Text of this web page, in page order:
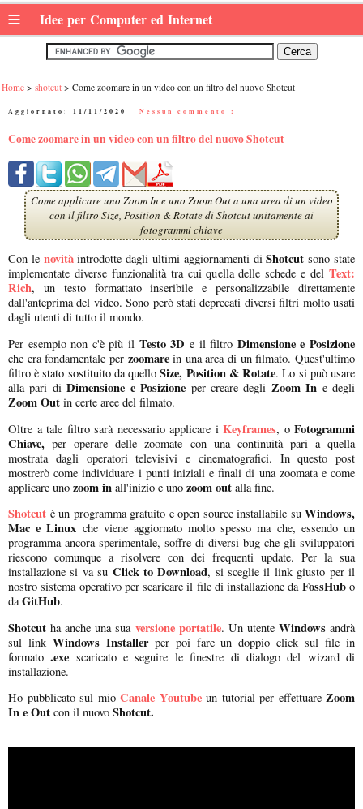
≡ Idee per Computer ed Internet
Home shotcut Come zoomare in un video con un filtro del nuovo Shotcut
Aggiornato: 11/11/2020 Nessun commento :
Come zoomare in un video con un filtro del nuovo Shotcut
Come applicare uno Zoom In e uno Zoom Out a una area di un video
con il filtro Size, Position & Rotate di Shotcut unitamente ai
fotogrammi chiave
Con le novitàintrodotte dagli ultimi aggiornamenti diShotcutsono state
implementate diverse funzionalità tra cui quella delle schede e del Text:
Rich, un testo formattato inseribile e personalizzabile direttamente
dall'anteprima del video. Sono però stati deprecati diversi filtri molto usati
dagli utenti di tutto il mondo.
Per esempio non c'è più il Testo 3D e il filtro Dimensione e Posizione
che era fondamentale per zoomarein una area di un filmato. Quest'ultimo
filtro è stato sostituito da quelloSize, Position & Rotate. Lo si può usare
alla pari diDimensione e Posizione per creare degli Zoom In e degli
Zoom Out in certe aree del filmato.
Oltre a tale filtro sarà necessario applicare i Keyframes, o Fotogrammi
Chiave, per operare delle zoomate con una continuità pari a quella
mostrata dagli operatori televisivi e cinematografici. In questo post
mostrerò come individuare i punti iniziali e finali di una zoomata e come
applicare uno zoom in all'inizio e uno zoom out alla fine.
Shotcut è un programma gratuito e open source installabile su Windows,
Mac e Linux che viene aggiornato molto spesso ma che, essendo un
programma ancora sperimentale, soffre di diversi bug che gli sviluppatori
riescono comunque a risolvere con dei frequenti update. Per la sua
installazione si va su Click to Download, si sceglie il link giusto per il
nostro sistema operativo per scaricare il file di installazione da FossHubo
daGitHub.
Shotcut ha anche una sua versione portatile. Un utente Windowsandrà
sul link Windows Installerper poi fare un doppio click sul file in
formato.exe scaricato e seguire le finestre di dialogo del wizard di
installazione.
Ho pubblicato sul mio Canale Youtubeun tutorial per effettuareZoom
In e Out con il nuovo Shotcut.